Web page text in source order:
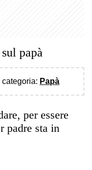
papà
Papà
per essere
padre sta in